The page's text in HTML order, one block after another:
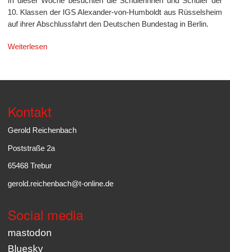
10. Klassen der IGS Alexander-von-Humboldt aus Rüsselsheim
auf ihrer Abschlussfahrt den Deutschen Bundestag in Berlin.
Weiterlesen
Kontakt
Gerold Reichenbach
Poststraße 2a
65468 Trebur
gerold.reichenbach@t-online.de
Social media
mastodon
Bluesky